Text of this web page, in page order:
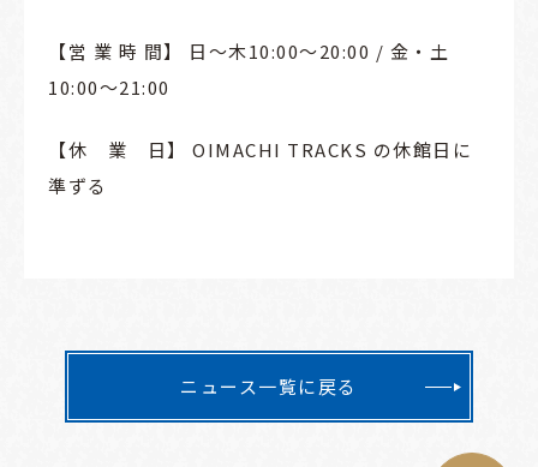
【営 業 時 間】 日～木10:00～20:00 / 金・土
10:00～21:00
【休 業 日】 OIMACHI TRACKS の休館日に
準ずる
ニュース一覧に戻る